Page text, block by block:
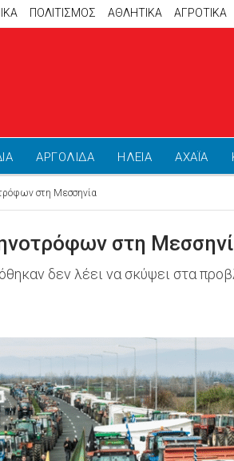
ΠΟΛΙΤΙΣΜΟΣ ΑΘΛΗΤΙΚΆ ΑΓΡΟΤΙΚΑ
ΑΡΓΟΛΙΔΑ ΗΛΕΙΑ ΑΧΑΪΑ
στη Μεσσηνία
στη
δεν λέει να σκύψει στα